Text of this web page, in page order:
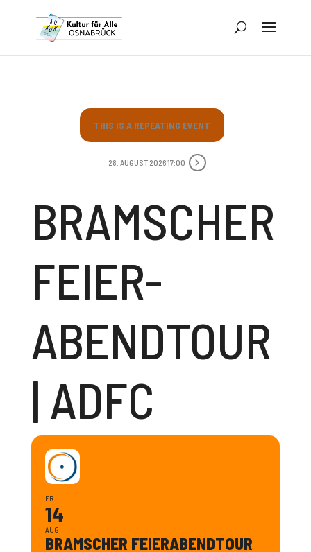
THIS IS A REPEATING EVENT
28. AUGUST 2026 17:00
BRAMSCHER
FEIER­
ABEND­TOUR
| ADFC
FR
14
AUG
BRAMSCHER FEIER­ABEND­TOUR